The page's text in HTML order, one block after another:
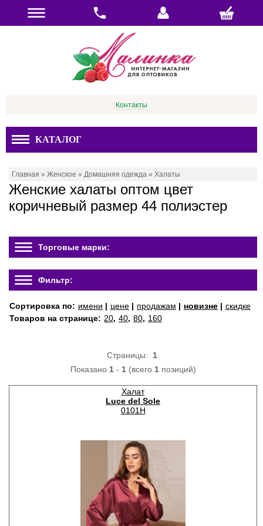
Контакты
КАТАЛОГ
Главная » Женское » Домашняя одежда » Халаты
Женские халаты оптом цвет
коричневый размер 44 полиэстер
Торговые марки:
Фильтр:
Сортировка по: имени | цене | продажам | новизне | скидке
Товаров на странице: 20, 40, 80, 160
Страницы: 1
Показано 1- 1(всего 1позиций)
Халат
Luce del Sole
0101H